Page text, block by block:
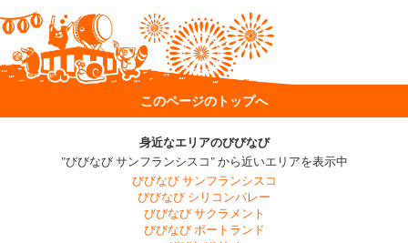
このページのトップへ
身近なエリアのびびなび
"びびなび サンフランシスコ" から近いエリアを表示中
びびなび サンフランシスコ
びびなび シリコンバレー
びびなび サクラメント
びびなび ポートランド